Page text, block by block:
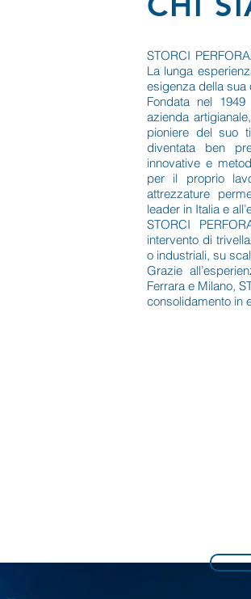
STORCI
La lunga
esigenza della sua
Fondata nel
azienda
pioniere del suo
diventata ben
innovative e
per il proprio
attrezzature
leader in Italia e
STORCI
intervento di
o industriali, su
Grazie
Ferrara e Milano,
consolidamento in